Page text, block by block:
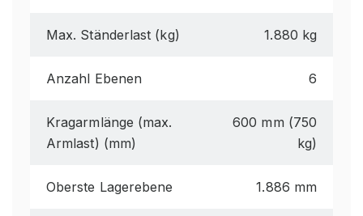
Max. Ständerlast (kg) 1.880 kg
Anzahl Ebenen 6
Kragarmlänge (max.
Armlast) (mm)
600 mm (750
kg)
Oberste Lagerebene 1.886 mm